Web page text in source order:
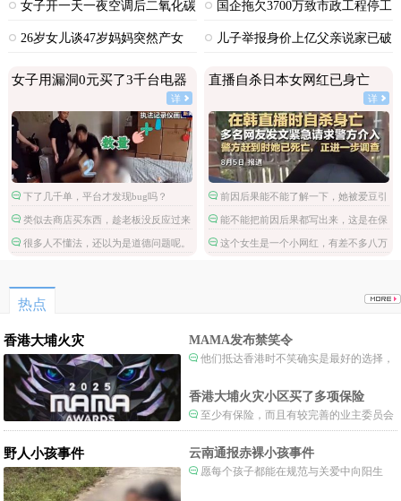
女子开一天一夜空调后二氧化碳
中毒
国企拖欠3700万致市政工程停工
26岁女儿谈47岁妈妈突然产女
儿子举报身价上亿父亲说家已破
女子用漏洞0元买了3千台电器
详
下了几千单，平台才发现bug吗？
类似去商店买东西，趁老板没反应过来
拿了就跑。
很多人不懂法，还以为是道德问题呢。
直播自杀日本女网红已身亡
详
前因后果能不能了解一下，她被爱豆引
导网暴攻击
能不能把前因后果都写出来，这是在保
护施害人吗。
这个女生是一个小网红，有差不多八万
热点
香港大埔火灾 MAMA发布禁笑令
他们抵达香港时不笑确实是最好的选择，
一种保护吧。
香港大埔火灾小区买了多项保险
至少有保险，而且有较完善的业主委员会
制度。
野人小孩事件 云南通报赤裸小孩事件
愿每个孩子都能在规范与关爱中向阳生